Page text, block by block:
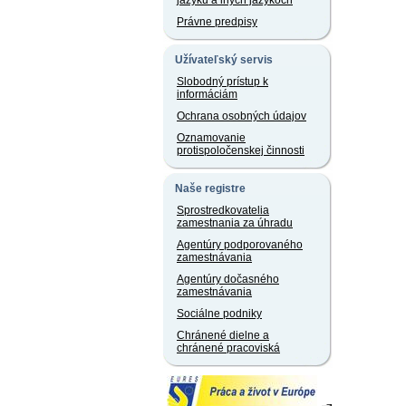
Právne predpisy
Užívateľský servis
Slobodný prístup k
informáciám
Ochrana osobných údajov
Oznamovanie
protispoločenskej činnosti
Naše registre
Sprostredkovatelia
zamestnania za úhradu
Agentúry podporovaného
zamestnávania
Agentúry dočasného
zamestnávania
Sociálne podniky
Chránené dielne a
chránené pracoviská